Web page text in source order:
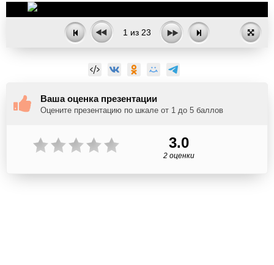
1 из 23
Ваша оценка презентации
Оцените презентацию по шкале от 1 до 5 баллов
3.0
2 оценки